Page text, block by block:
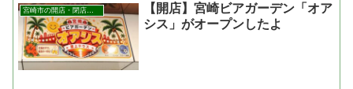
【開店】宮崎ビアガーデン「オア
シス」がオープンしたよ